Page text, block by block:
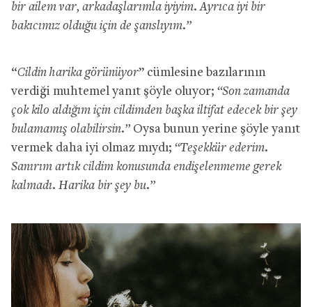
bir ailem var, arkadaşlarımla iyiyim. Ayrıca iyi bir
bakıcımız olduğu için de şanslıyım.”
“Cildin harika görünüyor” cümlesine bazılarının
verdiği muhtemel yanıt şöyle oluyor; “Son zamanda
çok kilo aldığım için cildimden başka iltifat edecek bir şey
bulamamış olabilirsin.” Oysa bunun yerine şöyle yanıt
vermek daha iyi olmaz mıydı; “Teşekkür ederim.
Sanırım artık cildim konusunda endişelenmeme gerek
kalmadı. Harika bir şey bu.”